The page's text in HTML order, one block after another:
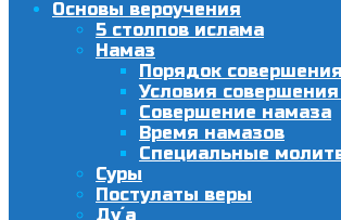
Основы вероучения
5 столпов ислама
Намаз
Порядок
Условия
Совершение намаза
Время намазов
Специальные
Суры
Постулаты веры
Ду´а